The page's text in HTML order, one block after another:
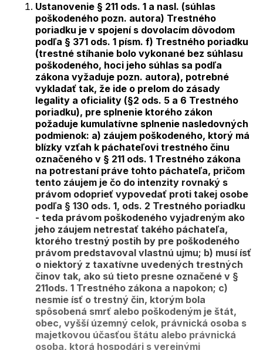
Ustanovenie § 211 ods. 1 a nasl. (súhlas
poškodeného pozn. autora) Trestného
poriadku je v spojení s dovolacím dôvodom
podľa § 371 ods. 1 písm. f) Trestného poriadku
(trestné stíhanie bolo vykonané bez súhlasu
poškodeného, hoci jeho súhlas sa podľa
zákona vyžaduje pozn. autora), potrebné
vykladať tak, že ide o prelom do zásady
legality a oficiality (§2 ods. 5 a 6 Trestného
poriadku), pre splnenie ktorého zákon
požaduje kumulatívne splnenie nasledovných
podmienok: a) záujem poškodeného, ktorý má
blízky vzťah k páchateľovi trestného činu
označeného v § 211 ods. 1 Trestného zákona
na potrestaní práve tohto páchateľa, pričom
tento záujem je čo do intenzity rovnaký s
právom odoprieť vypovedať proti takej osobe
podľa § 130 ods. 1, ods. 2 Trestného poriadku
- teda právom poškodeného vyjadreným ako
jeho záujem netrestať takého páchateľa,
ktorého trestný postih by pre poškodeného
právom predstavoval vlastnú ujmu; b) musí ísť
o niektorý z taxatívne uvedených trestných
činov tak, ako sú tieto presne označené v §
211ods. 1 Trestného zákona a napokon; c)
nesmie ísť o trestný čin, ktorým bola
spôsobená smrť alebo poškodeným je štát,
obec, vyšší územný celok, právnická osoba s
majetkovou účasťou štátu alebo právnická
osoba, ktorá hospodári s verejnými